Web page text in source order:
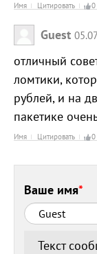
Имя Цитировать 0
Guest
отличный
ломтики,
рублей, и на
пакетике
Имя Цитировать 0
Ваше имя*
Текст